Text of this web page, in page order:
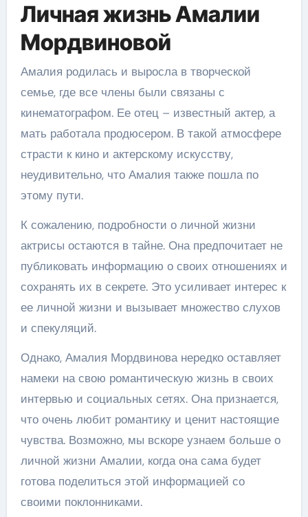
Личная жизнь Амалии
Мордвиновой
Амалия родилась и выросла в творческой
семье, где все члены были связаны с
кинематографом. Ее отец – известный актер, а
мать работала продюсером. В такой атмосфере
страсти к кино и актерскому искусству,
неудивительно, что Амалия также пошла по
этому пути.
К сожалению, подробности о личной жизни
актрисы остаются в тайне. Она предпочитает не
публиковать информацию о своих отношениях и
сохранять их в секрете. Это усиливает интерес к
ее личной жизни и вызывает множество слухов
и спекуляций.
Однако, Амалия Мордвинова нередко оставляет
намеки на свою романтическую жизнь в своих
интервью и социальных сетях. Она признается,
что очень любит романтику и ценит настоящие
чувства. Возможно, мы вскоре узнаем больше о
личной жизни Амалии, когда она сама будет
готова поделиться этой информацией со
своими поклонниками.